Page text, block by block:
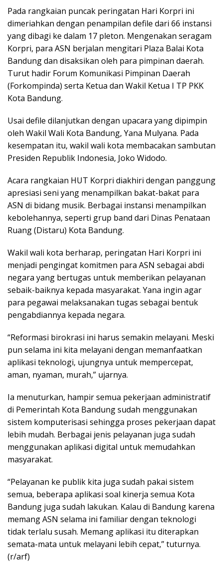
Pada rangkaian puncak peringatan Hari Korpri ini
dimeriahkan dengan penampilan defile dari 66 instansi
yang dibagi ke dalam 17 pleton. Mengenakan seragam
Korpri, para ASN berjalan mengitari Plaza Balai Kota
Bandung dan disaksikan oleh para pimpinan daerah.
Turut hadir Forum Komunikasi Pimpinan Daerah
(Forkompinda) serta Ketua dan Wakil Ketua I TP PKK
Kota Bandung.
Usai defile dilanjutkan dengan upacara yang dipimpin
oleh Wakil Wali Kota Bandung, Yana Mulyana. Pada
kesempatan itu, wakil wali kota membacakan sambutan
Presiden Republik Indonesia, Joko Widodo.
Acara rangkaian HUT Korpri diakhiri dengan panggung
apresiasi seni yang menampilkan bakat-bakat para
ASN di bidang musik. Berbagai instansi menampilkan
kebolehannya, seperti grup band dari Dinas Penataan
Ruang (Distaru) Kota Bandung.
Wakil wali kota berharap, peringatan Hari Korpri ini
menjadi pengingat komitmen para ASN sebagai abdi
negara yang bertugas untuk memberikan pelayanan
sebaik-baiknya kepada masyarakat. Yana ingin agar
para pegawai melaksanakan tugas sebagai bentuk
pengabdiannya kepada negara.
“Reformasi birokrasi ini harus semakin melayani. Meski
pun selama ini kita melayani dengan memanfaatkan
aplikasi teknologi, ujungnya untuk mempercepat,
aman, nyaman, murah,” ujarnya.
Ia menuturkan, hampir semua pekerjaan administratif
di Pemerintah Kota Bandung sudah menggunakan
sistem komputerisasi sehingga proses pekerjaan dapat
lebih mudah. Berbagai jenis pelayanan juga sudah
menggunakan aplikasi digital untuk memudahkan
masyarakat.
“Pelayanan ke publik kita juga sudah pakai sistem
semua, beberapa aplikasi soal kinerja semua Kota
Bandung juga sudah lakukan. Kalau di Bandung karena
memang ASN selama ini familiar dengan teknologi
tidak terlalu susah. Memang aplikasi itu diterapkan
semata-mata untuk melayani lebih cepat,” tuturnya.
(r/arf)